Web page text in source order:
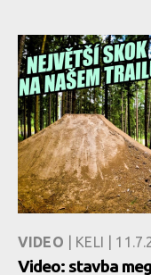
VIDEO | KELI |
Video: stavba